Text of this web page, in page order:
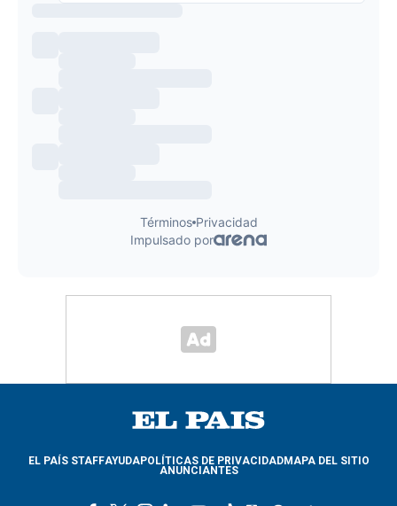
EL PAÍS STAFFAYUDAPOLÍTICAS DE PRIVACIDADMAPA DEL SITIO
ANUNCIANTES